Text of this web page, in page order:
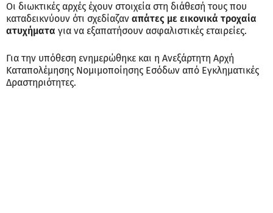
Οι διωκτικές αρχές έχουν στοιχεία στη διάθεσή τους που
καταδεικνύουν ότι σχεδίαζαν απάτες με εικονικά τροχαία
ατυχήματα για να εξαπατήσουν ασφαλιστικές εταιρείες.
Για την υπόθεση ενημερώθηκε και η Ανεξάρτητη Αρχή
Καταπολέμησης Νομιμοποίησης Εσόδων από Εγκληματικές
Δραστηριότητες.